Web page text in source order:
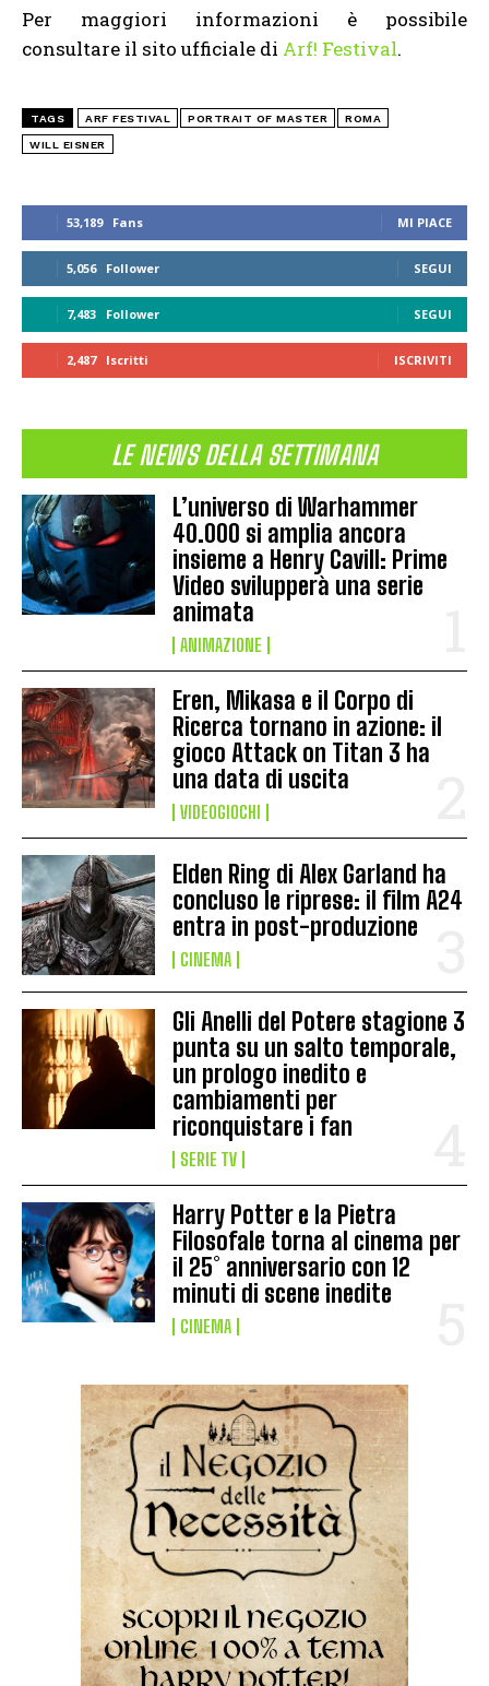
53,189 Fans MI PIACE
5,056 Follower SEGUI
7,483 Follower SEGUI
2,487 Iscritti ISCRIVITI
LE NEWS DELLA SETTIMANA
L’universo di Warhammer
40.000 si amplia ancora
insieme a Henry Cavill: Prime
Video svilupperà una serie
animata
ANIMAZIONE
Eren, Mikasa e il Corpo di
Ricerca tornano in azione: il
gioco Attack on Titan 3 ha
una data di uscita
VIDEOGIOCHI
Elden Ring di Alex Garland ha
concluso le riprese: il film A24
entra in post-produzione
CINEMA
Gli Anelli del Potere stagione 3
punta su un salto temporale,
un prologo inedito e
cambiamenti per
riconquistare i fan
SERIE TV
Harry Potter e la Pietra
Filosofale torna al cinema per
il 25° anniversario con 12
minuti di scene inedite
CINEMA
Per maggiori informazioni è possibile
consultare il sito ufficiale di Arf! Festival.
TAGS ARF FESTIVAL PORTRAIT OF MASTER ROMA
WILL EISNER